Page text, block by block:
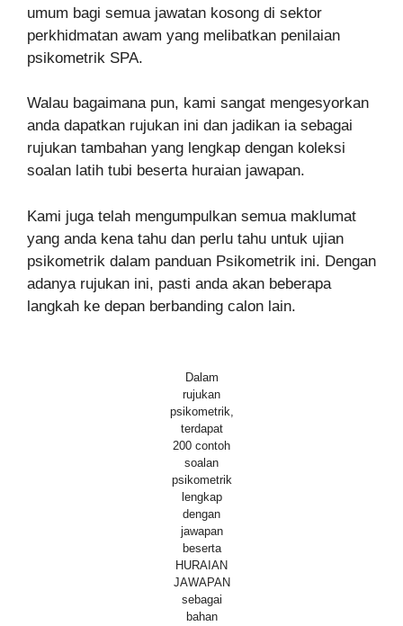
umum bagi semua jawatan kosong di sektor
perkhidmatan awam yang melibatkan penilaian
psikometrik SPA.
Walau bagaimana pun, kami sangat mengesyorkan
anda dapatkan rujukan ini dan jadikan ia sebagai
rujukan tambahan yang lengkap dengan koleksi
soalan latih tubi beserta huraian jawapan.
Kami juga telah mengumpulkan semua maklumat
yang anda kena tahu dan perlu tahu untuk ujian
psikometrik dalam panduan Psikometrik ini. Dengan
adanya rujukan ini, pasti anda akan beberapa
langkah ke depan berbanding calon lain.
Dalam
rujukan
psikometrik,
terdapat
200 contoh
soalan
psikometrik
lengkap
dengan
jawapan
beserta
HURAIAN
JAWAPAN
sebagai
bahan